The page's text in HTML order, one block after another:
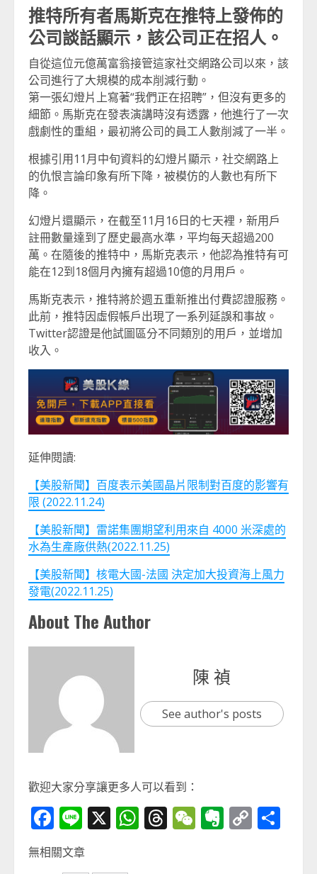
推特所有者馬斯克在推特上發佈的
公司談話顯示，該公司正在招人。
自從這位元億萬富翁接管這家社交網路公司以來，該
公司進行了大規模的成本削減行動。
第一張幻燈片上寫著“我們正在招聘”，但沒有更多的
細節。馬斯克在發表演講時沒有透露，他進行了一次
戲劇性的重組，最初將公司的員工人數削減了一半。
根據引用11月中旬資料的幻燈片顯示，社交網路上
的仇恨言論印象有所下降，被模仿的人數也有所下
降。
幻燈片還顯示，在截至11月16日的七天裡，新用戶
註冊數量達到了歷史最高水準，平均每天超過200
萬。在隨後的推特中，馬斯克表示，他認為推特有可
能在12到18個月內擁有超過10億的月用戶。
馬斯克表示，推特將於週五重新推出付費認證服務。
此前，推特因虛假帳戶出現了一系列延誤和事故。
Twitter認證是他試圖區分不同類別的用戶，並增加
收入。
延伸閱讀:
【美股新聞】百度表示美國晶片限制對百度的影響有
限 (2022.11.24)
【美股新聞】雷諾集團期望利用來自 4000 米深處的
水為生產廠供熱(2022.11.25)
【美股新聞】核電大國-法國 決定加大投資海上風力
發電(2022.11.25)
About The Author
陳 禎
See author's posts
歡迎大家分享讓更多人可以看到：
Facebook
Line
X WhatsApp
Threads
WeChat
Evernote
Copy
無相關文章